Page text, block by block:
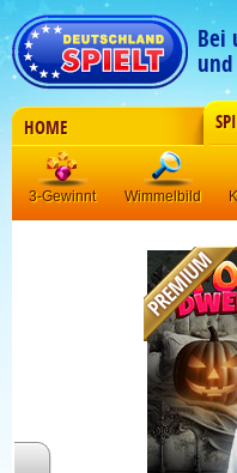
Bei
und
HOME
3-Gewinnt Wimmelbild